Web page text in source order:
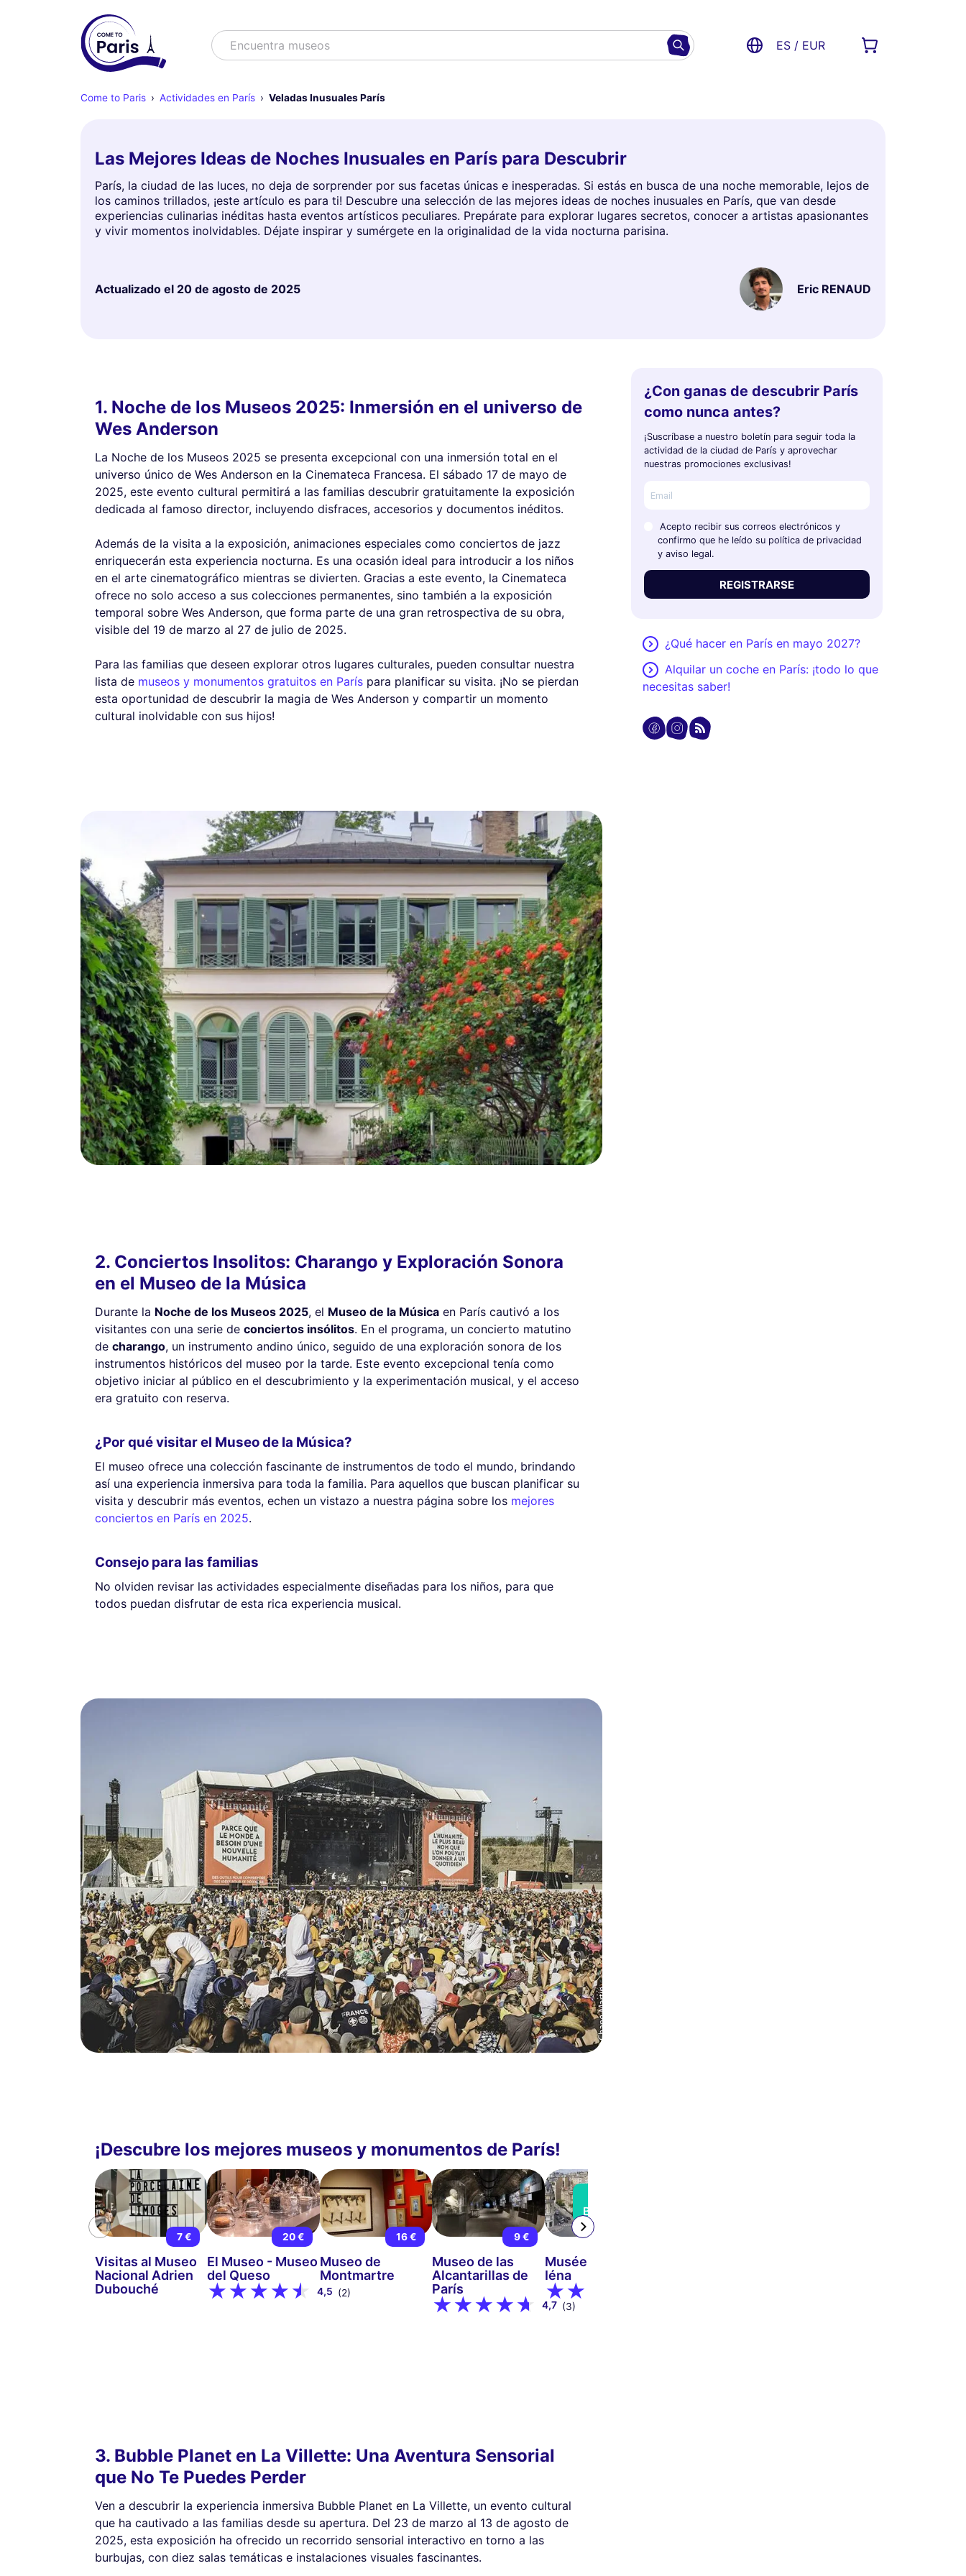
BuscarEncuentra museos ES / EUR
Come to Paris Actividades en París Veladas Inusuales París
Las Mejores Ideas de Noches Inusuales en París para Descubrir
París, la ciudad de las luces, no deja de sorprender por sus facetas únicas e inesperadas. Si estás en busca de una noche memorable, lejos de
los caminos trillados, ¡este artículo es para ti! Descubre una selección de las mejores ideas de noches inusuales en París, que van desde
experiencias culinarias inéditas hasta eventos artísticos peculiares. Prepárate para explorar lugares secretos, conocer a artistas apasionantes
y vivir momentos inolvidables. Déjate inspirar y sumérgete en la originalidad de la vida nocturna parisina.
Actualizado el 20 de agosto de 2025 Eric RENAUD
1. Noche de los Museos 2025: Inmersión en el universo de
Wes Anderson
La Noche de los Museos 2025 se presenta excepcional con una inmersión total en el
universo único de Wes Anderson en la Cinemateca Francesa. El sábado 17 de mayo de
2025, este evento cultural permitirá a las familias descubrir gratuitamente la exposición
dedicada al famoso director, incluyendo disfraces, accesorios y documentos inéditos.
Además de la visita a la exposición, animaciones especiales como conciertos de jazz
enriquecerán esta experiencia nocturna. Es una ocasión ideal para introducir a los niños
en el arte cinematográfico mientras se divierten. Gracias a este evento, la Cinemateca
ofrece no solo acceso a sus colecciones permanentes, sino también a la exposición
temporal sobre Wes Anderson, que forma parte de una gran retrospectiva de su obra,
visible del 19 de marzo al 27 de julio de 2025.
Para las familias que deseen explorar otros lugares culturales, pueden consultar nuestra
lista de museos y monumentos gratuitos en París para planificar su visita. ¡No se pierdan
esta oportunidad de descubrir la magia de Wes Anderson y compartir un momento
cultural inolvidable con sus hijos!
2. Conciertos Insolitos: Charango y Exploración Sonora
en el Museo de la Música
Durante la Noche de los Museos 2025, el Museo de la Música en París cautivó a los
visitantes con una serie de conciertos insólitos. En el programa, un concierto matutino
de charango, un instrumento andino único, seguido de una exploración sonora de los
instrumentos históricos del museo por la tarde. Este evento excepcional tenía como
objetivo iniciar al público en el descubrimiento y la experimentación musical, y el acceso
era gratuito con reserva.
¿Por qué visitar el Museo de la Música?
El museo ofrece una colección fascinante de instrumentos de todo el mundo, brindando
así una experiencia inmersiva para toda la familia. Para aquellos que buscan planificar su
visita y descubrir más eventos, echen un vistazo a nuestra página sobre los mejores
conciertos en París en 2025.
Consejo para las familias
No olviden revisar las actividades especialmente diseñadas para los niños, para que
todos puedan disfrutar de esta rica experiencia musical.
¡Descubre los mejores museos y monumentos de París!
7 €
Visitas al Museo
Nacional Adrien
Dubouché
20 €
El Museo - Museo
del Queso
4,5 (2)
16 €
Museo de
Montmartre
9 €
Museo de las
Alcantarillas de
París
4,7 (3)
BREVE
Musée Guimet -
Iéna
3. Bubble Planet en La Villette: Una Aventura Sensorial
que No Te Puedes Perder
Ven a descubrir la experiencia inmersiva Bubble Planet en La Villette, un evento cultural
que ha cautivado a las familias desde su apertura. Del 23 de marzo al 13 de agosto de
2025, esta exposición ha ofrecido un recorrido sensorial interactivo en torno a las
burbujas, con diez salas temáticas e instalaciones visuales fascinantes.
¿Con ganas de descubrir París
como nunca antes?
¡Suscríbase a nuestro boletín para seguir toda la
actividad de la ciudad de París y aprovechar
nuestras promociones exclusivas!
Acepto recibir sus correos electrónicos y
confirmo que he leído su política de privacidad
y aviso legal.
REGISTRARSE
¿Qué hacer en París en mayo 2027?
Alquilar un coche en París: ¡todo lo que
necesitas saber!